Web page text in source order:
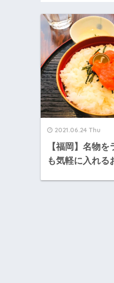
2021.06.24 Thu
【福岡】名物
も気軽に入れる